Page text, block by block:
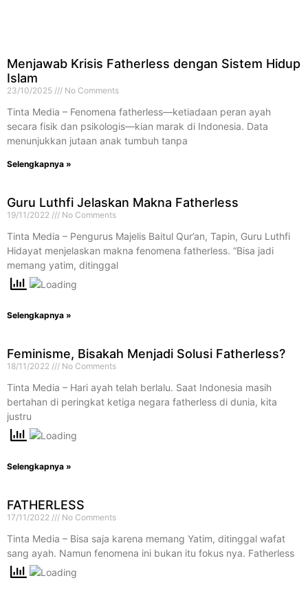
Menjawab Krisis Fatherless dengan Sistem Hidup
Islam
23/10/2025 No Comments
Tinta Media – Fenomena fatherless—ketiadaan peran ayah
secara fisik dan psikologis—kian marak di Indonesia. Data
menunjukkan jutaan anak tumbuh tanpa
Selengkapnya »
Guru Luthfi Jelaskan Makna Fatherless
19/11/2022 No Comments
Tinta Media – Pengurus Majelis Baitul Qur’an, Tapin, Guru Luthfi
Hidayat menjelaskan makna fenomena fatherless. “Bisa jadi
memang yatim, ditinggal
Selengkapnya »
Feminisme, Bisakah Menjadi Solusi Fatherless?
18/11/2022 No Comments
Tinta Media – Hari ayah telah berlalu. Saat Indonesia masih
bertahan di peringkat ketiga negara fatherless di dunia, kita
justru
Selengkapnya »
FATHERLESS
17/11/2022 No Comments
Tinta Media – Bisa saja karena memang Yatim, ditinggal wafat
sang ayah. Namun fenomena ini bukan itu fokus nya. Fatherless